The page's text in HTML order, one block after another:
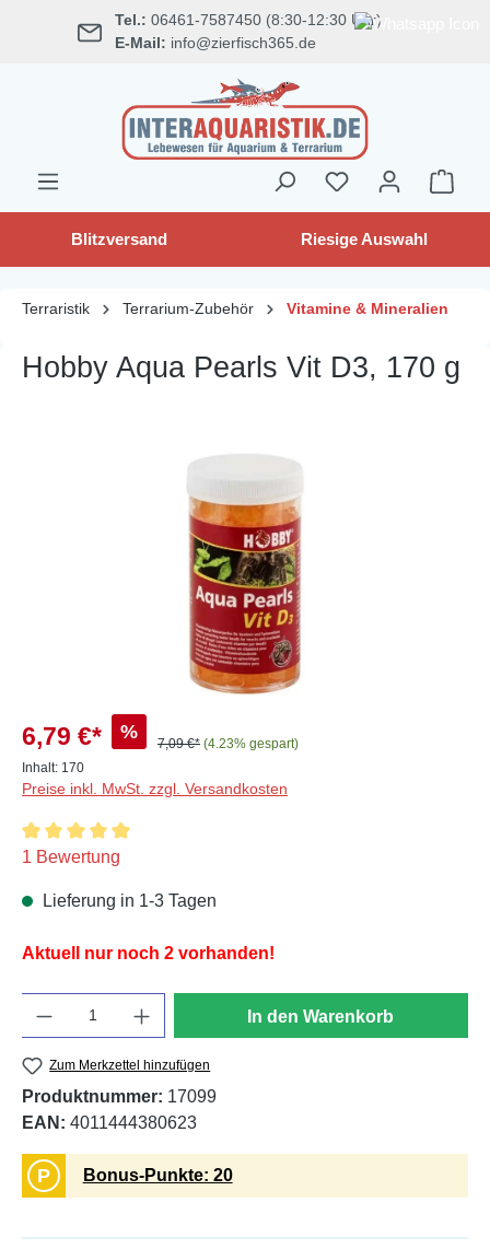
springen Tel.: 06461-7587450 (8:30-12:30 Uhr)
E-Mail: info@zierfisch365.de
Blitzversand Riesige Auswahl
Terraristik Terrarium-Zubehör Vitamine & Mineralien
Hobby Aqua Pearls Vit D3, 170 g
Bildergalerie überspringen
6,79 €* %
7,09 €* (4.23% gespart)
Inhalt: 170
Preise inkl. MwSt. zzgl. Versandkosten
Durchschnittliche Bewertung von 5 von 5 Sternen
1 Bewertung
Lieferung in 1-3 Tagen
Aktuell nur noch 2 vorhanden!
In den Warenkorb
Zum Merkzettel hinzufügen
Produktnummer: 17099
EAN: 4011444380623
P Bonus-Punkte: 20